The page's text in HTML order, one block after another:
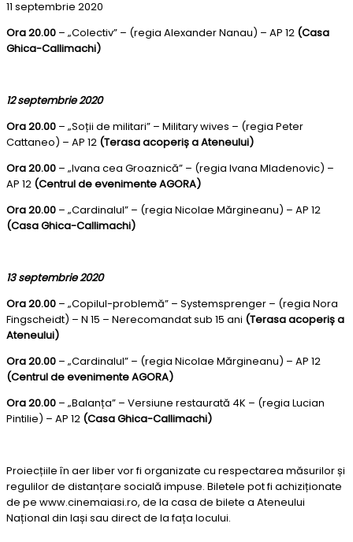
11 septembrie 2020
Ora 20.00 – „Colectiv” – (regia Alexander Nanau) – AP 12 (Casa
Ghica-Callimachi)
12 septembrie 2020
Ora 20.00 – „Soții de militari” – Military wives – (regia Peter
Cattaneo) – AP 12 (Terasa acoperiș a Ateneului)
Ora 20.00 – „Ivana cea Groaznică” – (regia Ivana Mladenovic) –
AP 12 (Centrul de evenimente AGORA)
Ora 20.00 – „Cardinalul” – (regia Nicolae Mărgineanu) – AP 12
(Casa Ghica-Callimachi)
13 septembrie 2020
Ora 20.00 – „Copilul-problemă” – Systemsprenger – (regia Nora
Fingscheidt) – N 15 – Nerecomandat sub 15 ani (Terasa acoperiș a
Ateneului)
Ora 20.00 – „Cardinalul” – (regia Nicolae Mărgineanu) – AP 12
(Centrul de evenimente AGORA)
Ora 20.00 – „Balanța” – Versiune restaurată 4K – (regia Lucian
Pintilie) – AP 12 (Casa Ghica-Callimachi)
Proiecțiile în aer liber vor fi organizate cu respectarea măsurilor și
regulilor de distanțare socială impuse. Biletele pot fi achiziționate
de pe www.cinemaiasi.ro, de la casa de bilete a Ateneului
Național din Iași sau direct de la fața locului.